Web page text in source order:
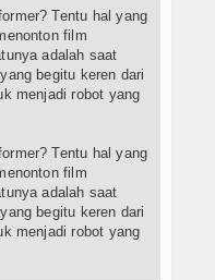
Tentu hal yang
film
adalah saat
begitu keren dari
menjadi robot yang
Tentu hal yang
film
adalah saat
begitu keren dari
menjadi robot yang